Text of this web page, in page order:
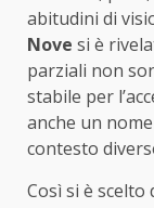
abitudini di
Nove si è
parziali non
stabile per
anche un
contesto
Così si è